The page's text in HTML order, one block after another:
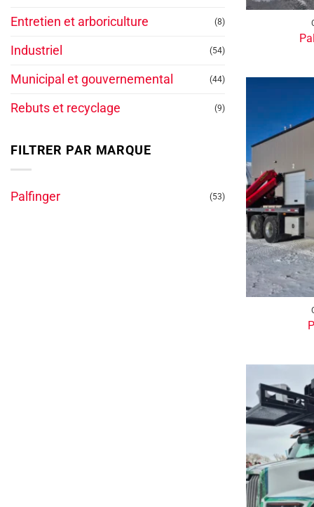
Entretien et arboriculture (8)
Industriel (54)
Municipal et gouvernemental (44)
Rebuts et recyclage (9)
FILTRER PAR MARQUE
Palfinger (53)